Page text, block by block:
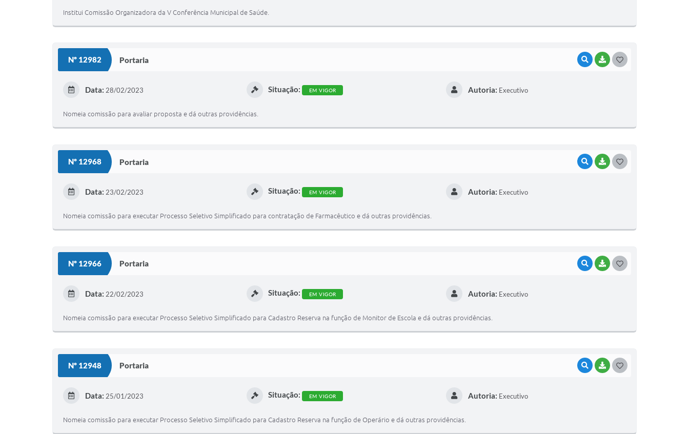
Institui Comissão Organizadora da V Conferência Municipal de Saúde.
Nº 12982 Portaria VISUALIZAR
BAIXAR
Data: 28/02/2023 Situação: EM VIGOR Autoria: Executivo
Nomeia comissão para avaliar proposta e dá outras providências.
Nº 12968 Portaria VISUALIZAR
BAIXAR
Data: 23/02/2023 Situação: EM VIGOR Autoria: Executivo
Nomeia comissão para executar Processo Seletivo Simplificado para contratação de Farmacêutico e dá outras providências.
Nº 12966 Portaria VISUALIZAR
BAIXAR
Data: 22/02/2023 Situação: EM VIGOR Autoria: Executivo
Nomeia comissão para executar Processo Seletivo Simplificado para Cadastro Reserva na função de Monitor de Escola e dá outras providências.
Nº 12948 Portaria VISUALIZAR
BAIXAR
Data: 25/01/2023 Situação: EM VIGOR Autoria: Executivo
Nomeia comissão para executar Processo Seletivo Simplificado para Cadastro Reserva na função de Operário e dá outras providências.